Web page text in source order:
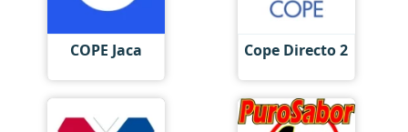
COPE Jaca Cope Directo 2